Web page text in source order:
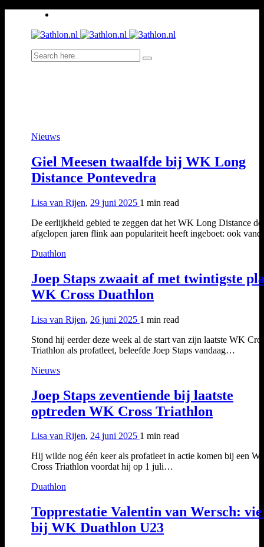
Nieuws
Giel Meesen twaalfde bij WK Long
Distance Pontevedra
Lisa van Rijen, 29 juni 2025 1 min read
De eerlijkheid gebied te zeggen dat het WK Long Distance de
afgelopen jaren flink aan populariteit heeft ingeboet: ook
Duathlon
Joep Staps zwaait af met twintigste
WK Cross Duathlon
Lisa van Rijen, 26 juni 2025 1 min read
Stond hij eerder deze week al de start van zijn laatste WK
Triathlon als profatleet, beleefde Joep Staps vandaag…
Nieuws
Joep Staps zeventiende bij laatste
optreden WK Cross Triathlon
Lisa van Rijen, 24 juni 2025 1 min read
Hij wilde nog één keer als profatleet in actie komen bij een
Cross Triathlon voordat hij op 1 juli…
Duathlon
Topprestatie Valentin van Wersch:
bij WK Duathlon U23